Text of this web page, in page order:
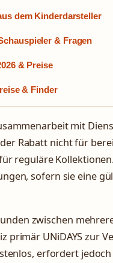
dem Kinderdarsteller
& Fragen
& Preise
& Finder
mit
Rabatt nicht für
reguläre
sofern sie eine
zwischen
primär UNiDAYS zur
erfordert jedoch